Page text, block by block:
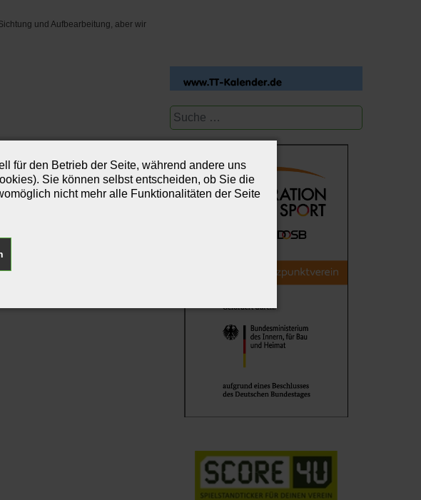
und Aufbearbeitung, aber wir
Suchen
für den Betrieb der Seite, während andere uns
Sie können selbst entscheiden, ob Sie die
nicht mehr alle Funktionalitäten der Seite